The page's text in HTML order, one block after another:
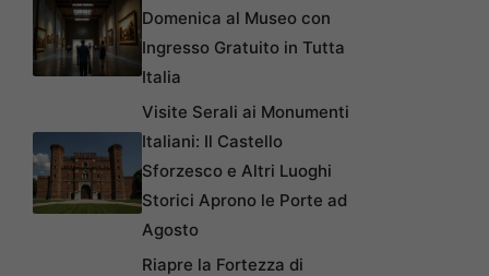
Domenica al Museo con
Ingresso Gratuito in Tutta
Italia
Visite Serali ai Monumenti
Italiani: Il Castello
Sforzesco e Altri Luoghi
Storici Aprono le Porte ad
Agosto
Riapre la Fortezza di